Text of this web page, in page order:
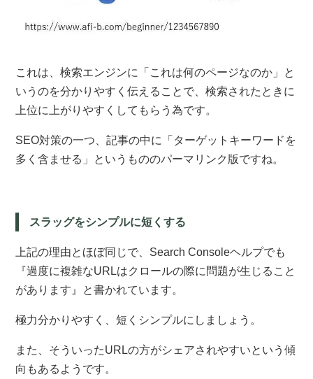
これは、検索エンジンに「これは何のページなのか」と
いうのを分かりやすく伝えることで、検索されたときに
上位に上がりやすくしてもらう為です。
SEO対策の一つ、記事の中に「ターゲットキーワードを
多く含ませる」というもののパーマリンク版ですね。
スラッグをシンプルに短くする
上記の理由とほぼ同じで、 Search Consoleヘルプでも
『過度に複雑なURLはクロールの際に問題が生じること
があります』と書かれています。
極力分かりやすく、短くシンプルにしましょう。
また、そういったURLの方がシェアされやすいという傾
向もあるようです。